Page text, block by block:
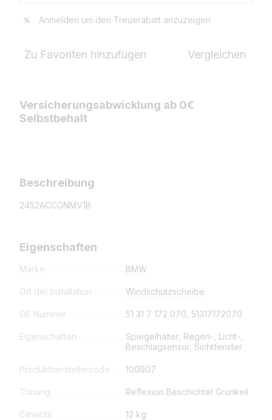
% Anmelden um den Treuerabatt anzuzeigen
Zu Favoriten hinzufügen Vergleichen
Versicherungsabwicklung ab 0€
Selbstbehalt
Beschreibung
2452ACCGNMV1B
Eigenschaften
Marke BMW
Ort der Installation Windschutzscheibe
OE Nummer 51 31 7 172 070, 51317172070
Eigenschaften
Spiegelhalter, Regen-, Licht-,
Beschlagsensor, Sichtfenster
Produktherstellercode 100907
Tönung Reflexion Beschichtet Grünkeil
Gewicht 12 kg